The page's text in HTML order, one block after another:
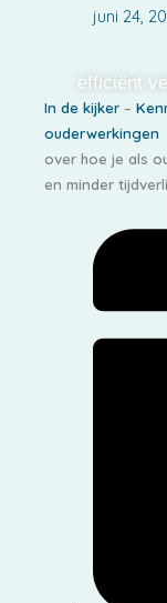
juni 24,
efficiënt
In de kijker –
ouderwerkingen
over hoe je als
en minder